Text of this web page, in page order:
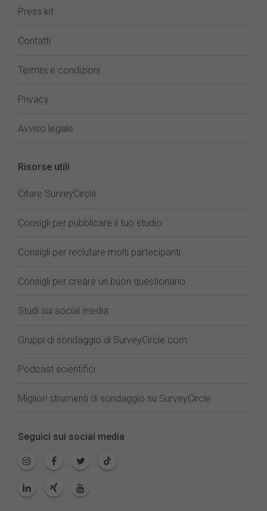
Press kit
Contatti
Termini e condizioni
Privacy
Avviso legale
Risorse utili
Citare SurveyCircle
Consigli per pubblicare il tuo studio
Consigli per reclutare molti partecipanti
Consigli per creare un buon questionario
Studi sui social media
Gruppi di sondaggio di SurveyCircle.com
Podcast scientifici
Migliori strumenti di sondaggio su SurveyCircle
Seguici sui social media